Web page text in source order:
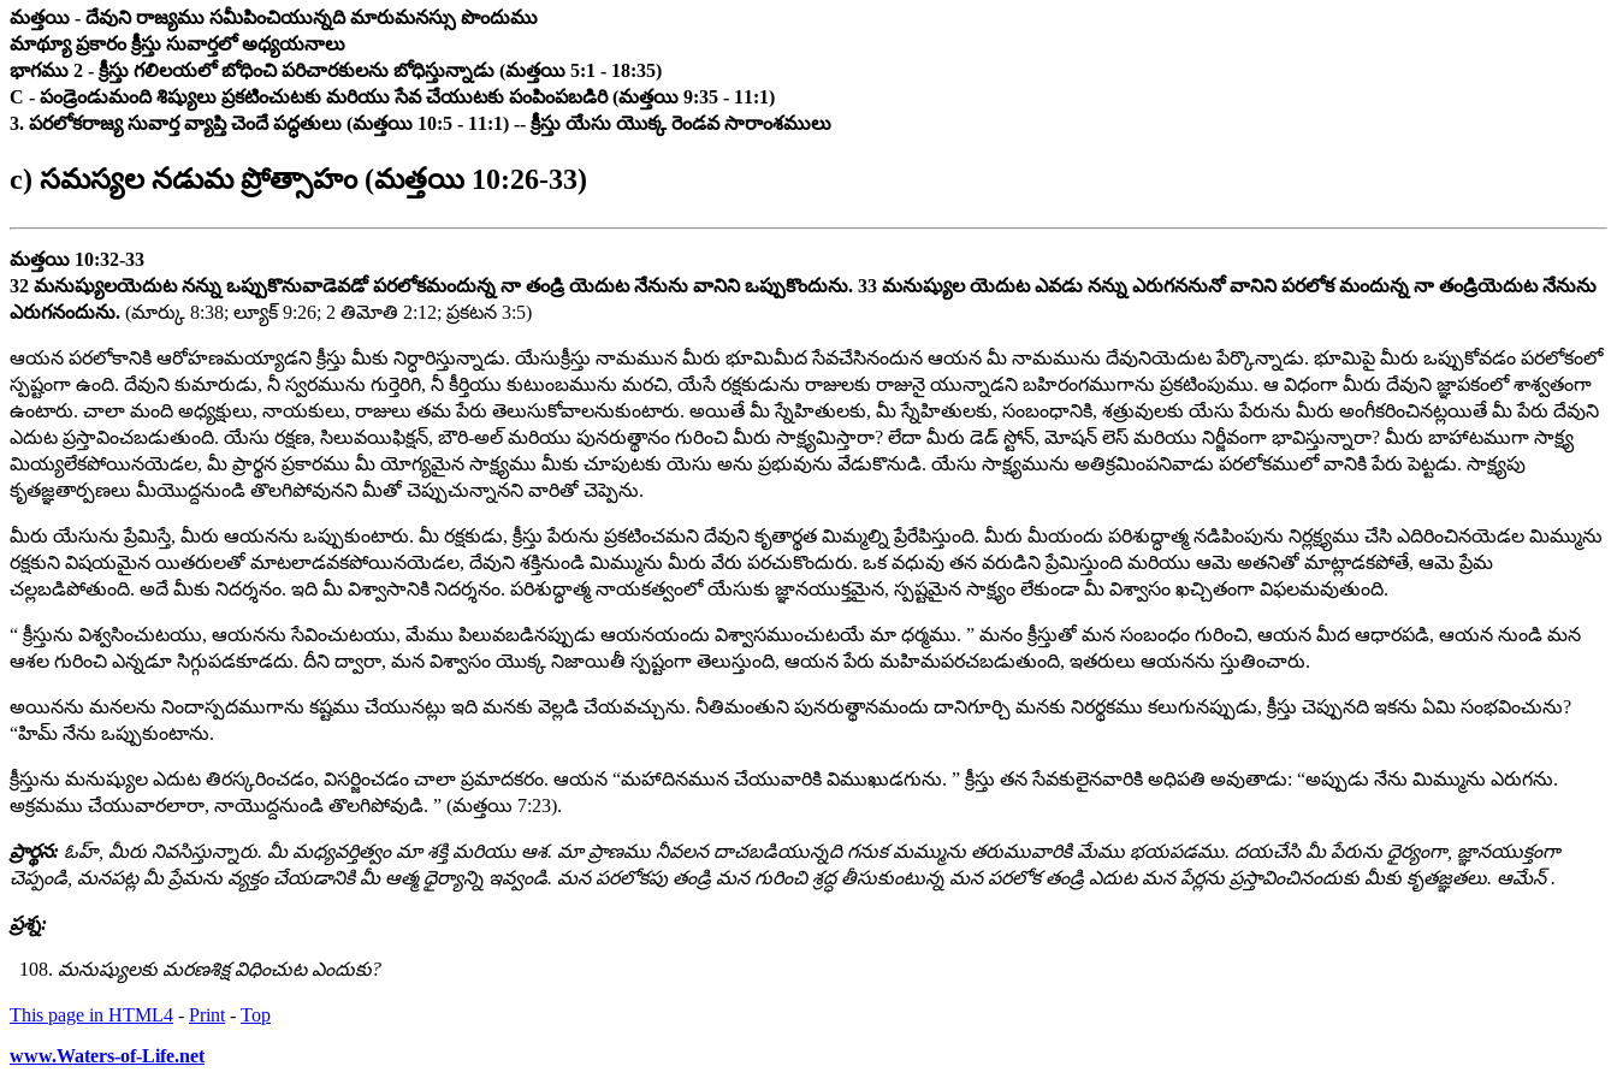
మత్తయి - దేవుని రాజ్యము సమీపించియున్నది మారుమనస్సు పొందుము
మాథ్యూ ప్రకారం క్రీస్తు సువార్తలో అధ్యయనాలు
భాగము 2 - క్రీస్తు గలిలయలో బోధించి పరిచారకులను బోధిస్తున్నాడు (మత్తయి 5:1 - 18:35)
C - పండ్రెండుమంది శిష్యులు ప్రకటించుటకు మరియు సేవ చేయుటకు పంపింపబడిరి (మత్తయి 9:35 - 11:1)
3. పరలోకరాజ్య సువార్త వ్యాప్తి చెందే పద్ధతులు (మత్తయి 10:5 - 11:1) -- క్రీస్తు యేసు యొక్క రెండవ సారాంశములు
c) సమస్యల నడుమ ప్రోత్సాహం (మత్తయి 10:26-33)
మత్తయి 10:32-33
32 మనుష్యులయెదుట నన్ను ఒప్పుకొనువాడెవడో పరలోకమందున్న నా తండ్రి యెదుట నేనును వానిని ఒప్పుకొందును. 33 మనుష్యుల యెదుట ఎవడు నన్ను ఎరుగననునో వానిని పరలోక మందున్న నా తండ్రియెదుట నేనును
ఎరుగనందును. (మార్కు 8:38; ల్యూక్ 9:26; 2 తిమోతి 2:12; ప్రకటన 3:5)
ఆయన పరలోకానికి ఆరోహణమయ్యాడని క్రీస్తు మీకు నిర్ధారిస్తున్నాడు. యేసుక్రీస్తు నామమున మీరు భూమిమీద సేవచేసినందున ఆయన మీ నామమును దేవునియెదుట పేర్కొన్నాడు. భూమిపై మీరు ఒప్పుకోవడం పరలోకంలో
స్పష్టంగా ఉంది. దేవుని కుమారుడు, నీ స్వరమును గుర్తెరిగి, నీ కీర్తియు కుటుంబమును మరచి, యేసే రక్షకుడును రాజులకు రాజునై యున్నాడని బహిరంగముగాను ప్రకటింపుము. ఆ విధంగా మీరు దేవుని జ్ఞాపకంలో శాశ్వతంగా
ఉంటారు. చాలా మంది అధ్యక్షులు, నాయకులు, రాజులు తమ పేరు తెలుసుకోవాలనుకుంటారు. అయితే మీ స్నేహితులకు, మీ స్నేహితులకు, సంబంధానికి, శత్రువులకు యేసు పేరును మీరు అంగీకరించినట్లయితే మీ పేరు దేవుని
ఎదుట ప్రస్తావించబడుతుంది. యేసు రక్షణ, సిలువయిఫిక్షన్, బౌరి-అల్ మరియు పునరుత్థానం గురించి మీరు సాక్ష్యమిస్తారా? లేదా మీరు డెడ్ స్టోన్, మోషన్ లెస్ మరియు నిర్జీవంగా భావిస్తున్నారా? మీరు బాహాటముగా సాక్ష్య
మియ్యలేకపోయినయెడల, మీ ప్రార్థన ప్రకారము మీ యోగ్యమైన సాక్ష్యము మీకు చూపుటకు యెసు అను ప్రభువును వేడుకొనుడి. యేసు సాక్ష్యమును అతిక్రమింపనివాడు పరలోకములో వానికి పేరు పెట్టడు. సాక్ష్యపు
కృతజ్ఞతార్పణలు మీయొద్దనుండి తొలగిపోవునని మీతో చెప్పుచున్నానని వారితో చెప్పెను.
మీరు యేసును ప్రేమిస్తే, మీరు ఆయనను ఒప్పుకుంటారు. మీ రక్షకుడు, క్రీస్తు పేరును ప్రకటించమని దేవుని కృతార్థత మిమ్మల్ని ప్రేరేపిస్తుంది. మీరు మీయందు పరిశుద్ధాత్మ నడిపింపును నిర్లక్ష్యము చేసి ఎదిరించినయెడల మిమ్మును
రక్షకుని విషయమైన యితరులతో మాటలాడవకపోయినయెడల, దేవుని శక్తినుండి మిమ్మును మీరు వేరు పరచుకొందురు. ఒక వధువు తన వరుడిని ప్రేమిస్తుంది మరియు ఆమె అతనితో మాట్లాడకపోతే, ఆమె ప్రేమ
చల్లబడిపోతుంది. అదే మీకు నిదర్శనం. ఇది మీ విశ్వాసానికి నిదర్శనం. పరిశుద్ధాత్మ నాయకత్వంలో యేసుకు జ్ఞానయుక్తమైన, స్పష్టమైన సాక్ష్యం లేకుండా మీ విశ్వాసం ఖచ్చితంగా విఫలమవుతుంది.
“ క్రీస్తును విశ్వసించుటయు, ఆయనను సేవించుటయు, మేము పిలువబడినప్పుడు ఆయనయందు విశ్వాసముంచుటయే మా ధర్మము. ” మనం క్రీస్తుతో మన సంబంధం గురించి, ఆయన మీద ఆధారపడి, ఆయన నుండి మన
ఆశల గురించి ఎన్నడూ సిగ్గుపడకూడదు. దీని ద్వారా, మన విశ్వాసం యొక్క నిజాయితీ స్పష్టంగా తెలుస్తుంది, ఆయన పేరు మహిమపరచబడుతుంది, ఇతరులు ఆయనను స్తుతించారు.
అయినను మనలను నిందాస్పదముగాను కష్టము చేయునట్లు ఇది మనకు వెల్లడి చేయవచ్చును. నీతిమంతుని పునరుత్థానమందు దానిగూర్చి మనకు నిరర్థకము కలుగునప్పుడు, క్రీస్తు చెప్పునది ఇకను ఏమి సంభవించును?
“హిమ్ నేను ఒప్పుకుంటాను.
క్రీస్తును మనుష్యుల ఎదుట తిరస్కరించడం, విసర్జించడం చాలా ప్రమాదకరం. ఆయన “మహాదినమున చేయువారికి విముఖుడగును. ” క్రీస్తు తన సేవకులైనవారికి అధిపతి అవుతాడు: “అప్పుడు నేను మిమ్మును ఎరుగను.
అక్రమము చేయువారలారా, నాయొద్దనుండి తొలగిపోవుడి. ” (మత్తయి 7:23).
ప్రార్థన: ఓహ్, మీరు నివసిస్తున్నారు. మీ మధ్యవర్తిత్వం మా శక్తి మరియు ఆశ. మా ప్రాణము నీవలన దాచబడియున్నది గనుక మమ్మును తరుమువారికి మేము భయపడము. దయచేసి మీ పేరును ధైర్యంగా, జ్ఞానయుక్తంగా
చెప్పండి, మనపట్ల మీ ప్రేమను వ్యక్తం చేయడానికి మీ ఆత్మ ధైర్యాన్ని ఇవ్వండి. మన పరలోకపు తండ్రి మన గురించి శ్రద్ధ తీసుకుంటున్న మన పరలోక తండ్రి ఎదుట మన పేర్లను ప్రస్తావించినందుకు మీకు కృతజ్ఞతలు. ఆమేన్ .
ప్రశ్న:
మనుష్యులకు మరణశిక్ష విధించుట ఎందుకు?
This page in HTML4 - Print - Top
www.Waters-of-Life.net